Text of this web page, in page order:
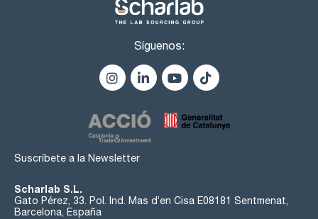
Síguenos:
Suscríbete a la Newsletter
Scharlab S.L.
Gato Pérez, 33. Pol. Ind. Mas d’en Cisa E08181 Sentmenat,
Barcelona, España